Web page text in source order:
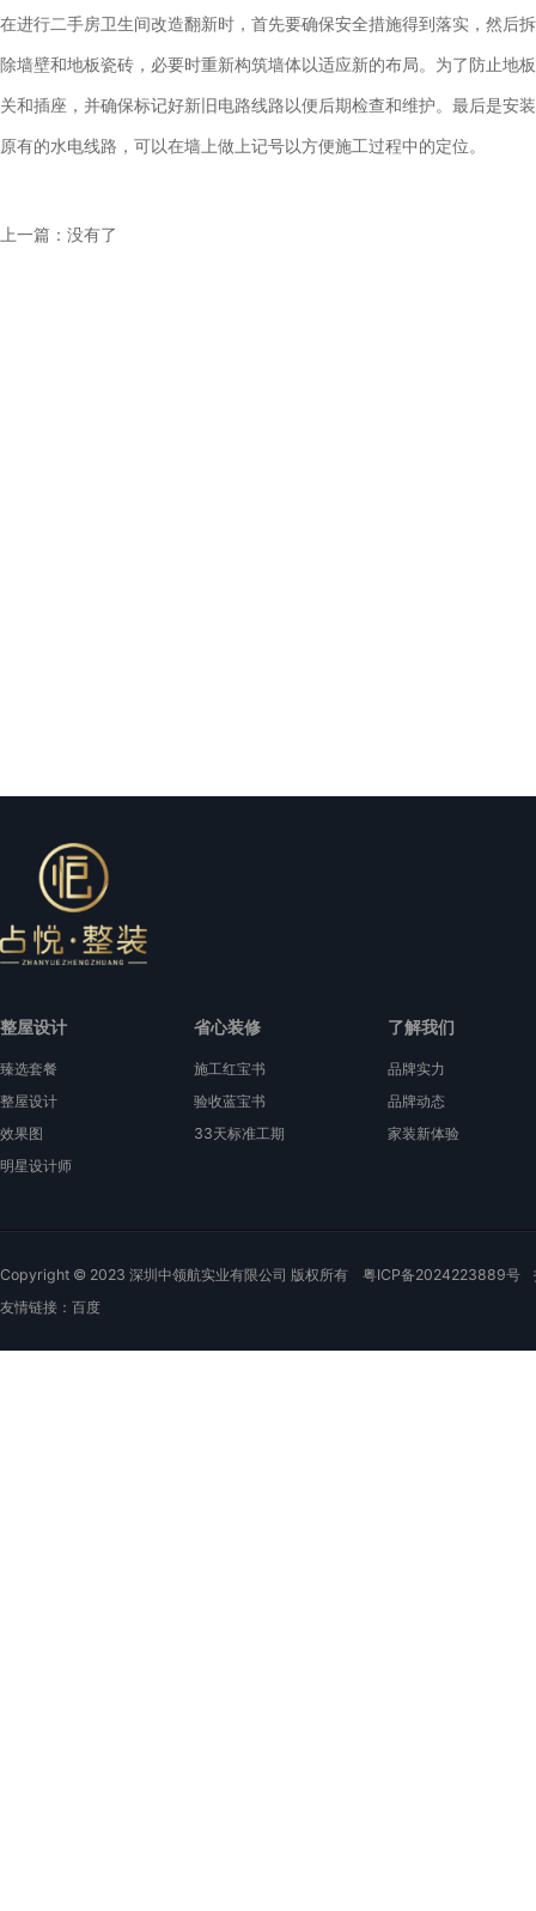
在进行二手房卫生间改造翻新时，首先要确保安全措施得到落实，然后
除墙壁和地板瓷砖，必要时重新构筑墙体以适应新的布局。为了防止地
关和插座，并确保标记好新旧电路线路以便后期检查和维护。最后是
原有的水电线路，可以在墙上做上记号以方便施工过程中的定位。
上一篇：没有了
整屋设计
臻选套餐
整屋设计
效果图
明星设计师
省心装修
施工红宝书
验收蓝宝书
33天标准工期
了解我们
品牌实力
品牌动态
家装新体验
Copyright © 2023 深圳中领航实业有限公司 版权所有 粤ICP备2024223889号
友情链接： 百度